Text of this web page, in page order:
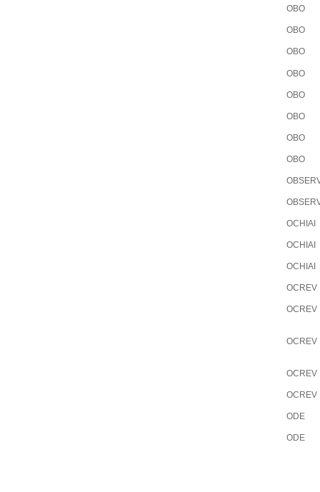
OBO
OBO
OBO
OBO
OBO
OBO
OBO
OBO
OCHIAI
OCHIAI
OCHIAI
OCREV
OCREV
OCREV
OCREV
OCREV
ODE
ODE